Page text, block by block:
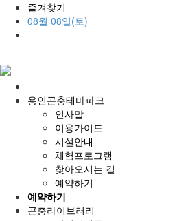
즐겨찾기
08월 08일(토)
으
용인곤충테마파크
인사말
이용가이드
시설안내
체험프로그램
찾아오시는 길
예약하기
예약하기
곤충라이브러리